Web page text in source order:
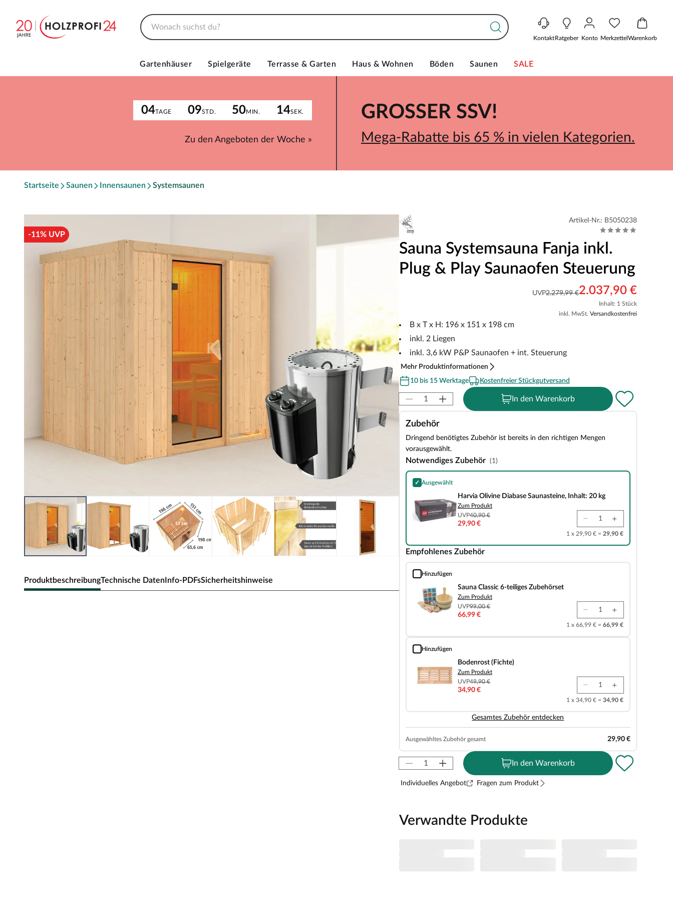
KontaktRatgeber Konto MerkzettelWarenkorb
Gartenhäuser Spielgeräte Terrasse & Garten Haus & Wohnen Böden Saunen SALE
04TAGE 09STD. 50MIN. 14SEK.
Zu den Angeboten der Woche »
GROSSER SSV!
Mega-Rabatte bis 65 % in vielen Kategorien.
Startseite Saunen Innensaunen Systemsaunen
-11% UVP
ProduktbeschreibungTechnische DatenInfo-PDFsSicherheitshinweise
Artikel-Nr.: B5050238
Sauna Systemsauna Fanja inkl.
Plug & Play Saunaofen Steuerung
UVP2.279,99 €2.037,90 €
Inhalt: 1 Stück
inkl. MwSt. Versandkostenfrei
B x T x H: 196 x 151 x 198 cm
inkl. 2 Liegen
inkl. 3,6 kW P&P Saunaofen + int. Steuerung
Mehr Produktinformationen
10 bis 15 Werktage
Kostenfreier Stückgutversand
In den Warenkorb
Zubehör
Dringend benötigtes Zubehör ist bereits in den richtigen Mengen
vorausgewählt.
Notwendiges Zubehör (1)
✓ Ausgewählt
Harvia Olivine Diabase Saunasteine, Inhalt: 20 kg
Harvia Olivine Diabase Saunasteine, Inhalt: 20 kg
Zum Produkt
UVP40,90 €
29,90 €
1 x 29,90 € = 29,90 €
Empfohlenes Zubehör
Hinzufügen
Sauna Classic 6-teiliges Zubehörset
Sauna Classic 6-teiliges Zubehörset
Zum Produkt
UVP99,00 €
66,99 €
1 x 66,99 € = 66,99 €
Hinzufügen
Bodenrost (Fichte)
Bodenrost (Fichte)
Zum Produkt
UVP49,90 €
34,90 €
1 x 34,90 € = 34,90 €
Gesamtes Zubehör entdecken
Ausgewähltes Zubehör gesamt 29,90 €
In den Warenkorb
Individuelles Angebot Fragen zum Produkt
Verwandte Produkte